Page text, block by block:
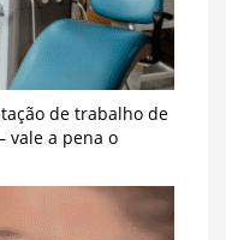
de trabalho de
vale a pena o